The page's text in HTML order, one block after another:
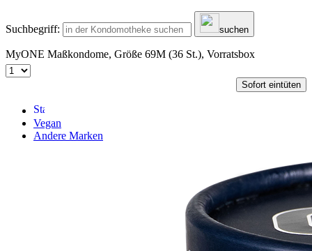
Suchbegriff: suchen
MyONE Maßkondome, Größe 69M (36 St.), Vorratsbox
Sofort eintüten
Vegan
Andere Marken